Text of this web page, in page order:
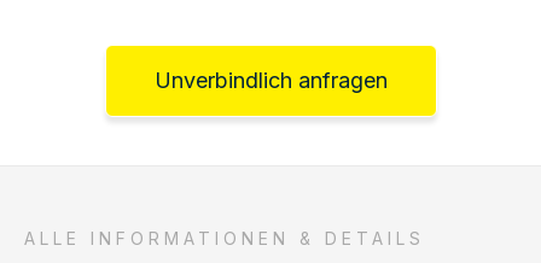
Unverbindlich anfragen
ALLE INFORMATIONEN & DETAILS